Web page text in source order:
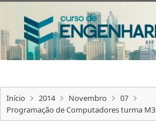
CONCURSOS
EDITAIS
Início 2014 Novembro
07
Programação de Computadores turma M3